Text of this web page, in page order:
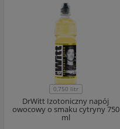
0,750 litr
DrWitt Izotoniczny napój
owocowy o smaku cytryny 750
ml